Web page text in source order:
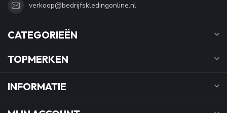
verkoop@bedrijfskledingonline.nl
CATEGORIEËN
TOPMERKEN
INFORMATIE